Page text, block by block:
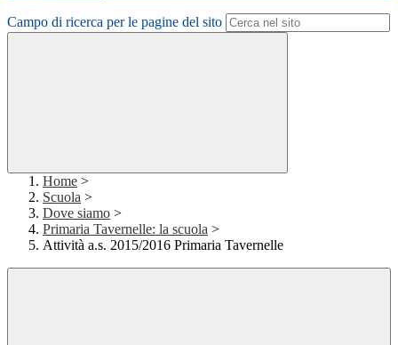
Campo di ricerca per le pagine del sito
Home >
Scuola >
Dove siamo >
Primaria Tavernelle: la scuola >
Attività a.s. 2015/2016 Primaria Tavernelle